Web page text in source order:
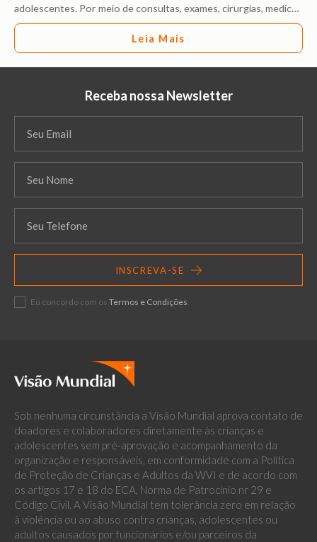
adolescentes. Por meio de consultas, exames, cirurgias, medic…
Leia Mais
Receba nossa Newsletter
INSCREVA-SE
Eu concordo com os Termos e Condições.
Sob nenhuma circunstância a Visão Mundial aprova contato de
doadores e colaboradores diretamente às crianças e
adolescentes sem pré-aprovação e acompanhamento da
organização e responsáveis, em conformidade com a Política
de Proteção de Crianças e Adultos da WVI e de acordo com
os artigos 17 e 18 do ECA, Norma de Patrocínio nr 29 e
Código Civil. A Visão Mundial tem tolerância zero em relação
à violência ou ao abuso contra crianças, adolescentes ou
adultos causados por funcionários e/ou parceiros da